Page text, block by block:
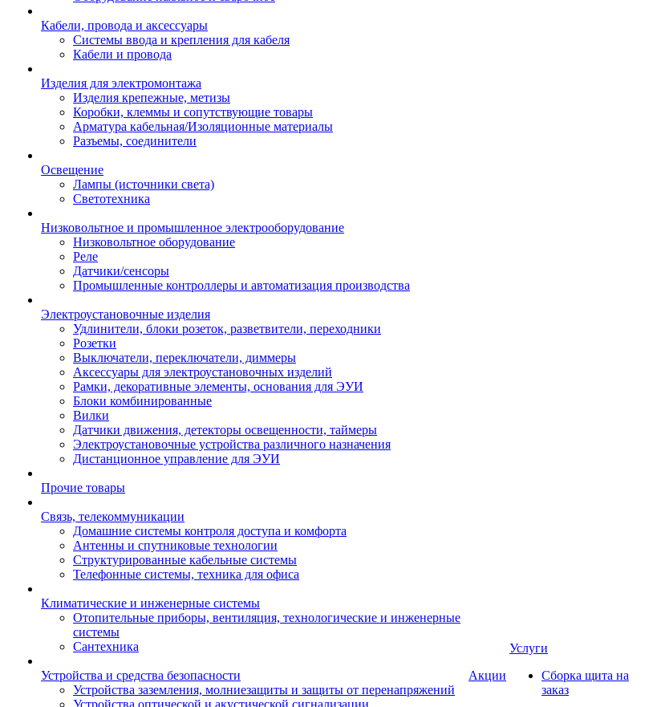
Кабели, провода и аксессуары
Системы ввода и крепления для кабеля
Кабели и провода
Изделия для электромонтажа
Изделия крепежные, метизы
Коробки, клеммы и сопутствующие товары
Арматура кабельная/Изоляционные материалы
Разъемы, соединители
Освещение
Лампы (источники света)
Светотехника
Низковольтное и промышленное электрооборудование
Низковольтное оборудование
Реле
Датчики/сенсоры
Промышленные контроллеры и автоматизация производства
Электроустановочные изделия
Удлинители, блоки розеток, разветвители, переходники
Розетки
Выключатели, переключатели, диммеры
Аксессуары для электроустановочных изделий
Рамки, декоративные элементы, основания для ЭУИ
Блоки комбинированные
Вилки
Датчики движения, детекторы освещенности, таймеры
Электроустановочные устройства различного назначения
Дистанционное управление для ЭУИ
Прочие товары
Связь, телекоммуникации
Домашние системы контроля доступа и комфорта
Антенны и спутниковые технологии
Структурированные кабельные системы
Телефонные системы, техника для офиса
Климатические и инженерные системы
Отопительные приборы, вентиляция, технологические и инженерные
системы
Сантехника
Устройства и средства безопасности
Устройства заземления, молниезащиты и защиты от перенапряжений
Устройства оптической и акустической сигнализации
Акции
Услуги
Сборка щита на
заказ